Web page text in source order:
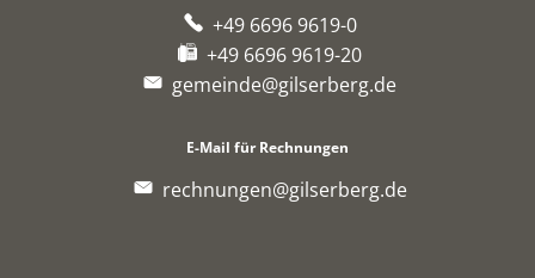
+49 6696 9619-0
+49 6696 9619-20
gemeinde@gilserberg.de
E-Mail für Rechnungen
rechnungen@gilserberg.de